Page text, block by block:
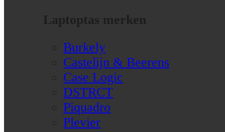
Laptoptas merken
Burkely
Castelijn & Beerens
Case Logic
DSTRCT
Piquadro
Plevier